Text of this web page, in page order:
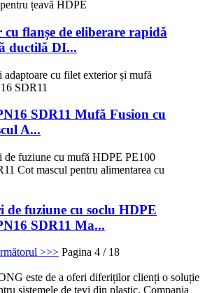
flanșe de eliberare rapidă
ductilă DI...
SDR11 Mufă Fusion cu
A...
fuziune cu soclu HDPE
SDR11 Ma...
>>> Pagina 4 / 18
este de a oferi diferiților clienți o soluție
sistemele de țevi din plastic. Compania